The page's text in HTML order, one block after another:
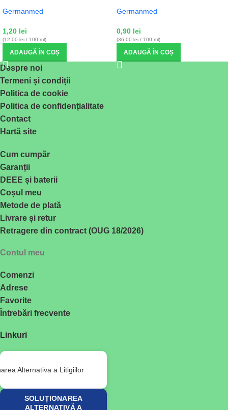
Germanmed
1,20 lei
(12,00 lei / 100 ml)
ADAUGĂ ÎN COȘ
Germanmed
0,90 lei
(36,00 lei / 100 ml)
ADAUGĂ ÎN COȘ
Despre noi
Termeni și condiții
Politica de cookie
Politica de confidențialitate
Contact
Hartă site
Cum cumpăr
Garanții
DEEE și baterii
Coșul meu
Metode de plată
Livrare și retur
Retragere din contract (OUG 18/2026)
Contul meu
Comenzi
Adrese
Favorite
Întrebări frecvente
Linkuri
SOLUȚIONAREA
ALTERNATIVĂ A